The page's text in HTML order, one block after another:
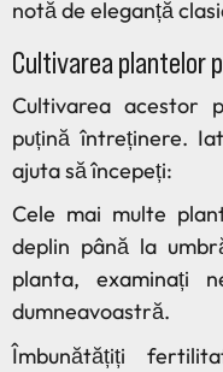
notă de eleganță
Cultivarea plantelor
Cultivarea acestor
puțină întreținere.
ajuta să începeți:
Cele mai multe
deplin până la
planta, examinați
dumneavoastră.
Îmbunătățiți